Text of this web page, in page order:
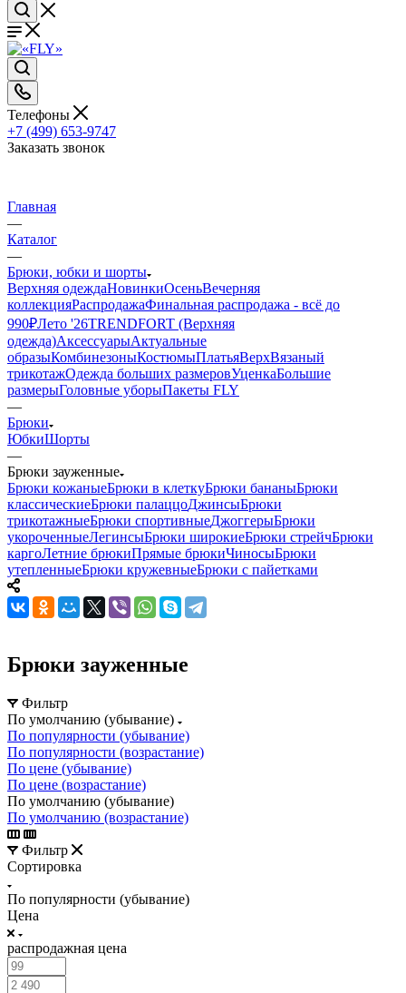
Телефоны
+7 (499) 653-9747
Заказать звонок
Главная
—
Каталог
—
Брюки, юбки и шорты
Верхняя одеждаНовинкиОсеньВечерняя
коллекцияРаспродажаФинальная распродажа - всё до
990₽Лето '26TRENDFORT (Верхняя
одежда)АксессуарыАктуальные
образыКомбинезоныКостюмыПлатьяВерхВязаный
трикотажОдежда больших размеровУценкаБольшие
размерыГоловные уборыПакеты FLY
—
Брюки
ЮбкиШорты
—
Брюки зауженные
Брюки кожаныеБрюки в клеткуБрюки бананыБрюки
классическиеБрюки палаццоДжинсыБрюки
трикотажныеБрюки спортивныеДжоггерыБрюки
укороченныеЛегинсыБрюки широкиеБрюки стрейчБрюки
каргоЛетние брюкиПрямые брюкиЧиносыБрюки
утепленныеБрюки кружевныеБрюки с пайетками
Брюки зауженные
Фильтр
По умолчанию (убывание)
По популярности (убывание)
По популярности (возрастание)
По цене (убывание)
По цене (возрастание)
По умолчанию (убывание)
По умолчанию (возрастание)
Фильтр
Сортировка
По популярности (убывание)
Цена
распродажная цена